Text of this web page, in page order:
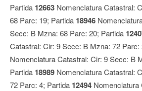
Partida 12663 Nomenclatura Catastral:
68 Parc: 19; Partida 18946
Secc: B Mzna: 68 Parc: 20; Partida
Catastral: Cir: 9 Secc: B Mzna: 72 Parc:
Nomenclatura Catastral: Cir: 9 Secc: B
Partida 18989 Nomenclatura Catastral:
72 Parc: 4; Partida 12494 Nomenclatura